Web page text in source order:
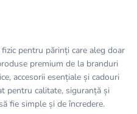
pentru părinți care aleg doar
premium de la branduri
accesorii esențiale și cadouri
pentru calitate, siguranță și
fie simple și de încredere.